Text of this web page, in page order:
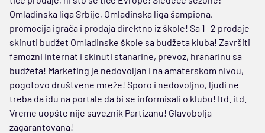
Omladinska liga Srbije, Omladinska liga šampiona,
promocija igrača i prodaja direktno iz škole! Sa 1 -2 prodaje
skinuti budžet Omladinske škole sa budžeta kluba! Završiti
famozni internat i skinuti stanarine, prevoz, hranarinu sa
budžeta! Marketing je nedovoljan i na amaterskom nivou,
pogotovo društvene mreže! Sporo i nedovoljno, ljudi ne
treba da idu na portale da bi se informisali o klubu! Itd. itd.
Vreme uopšte nije saveznik Partizanu! Glavobolja
zagarantovana!